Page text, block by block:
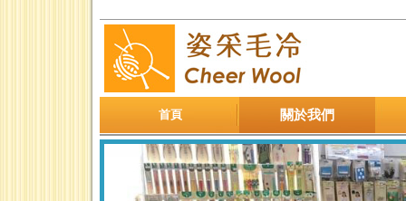
首頁 關於我們